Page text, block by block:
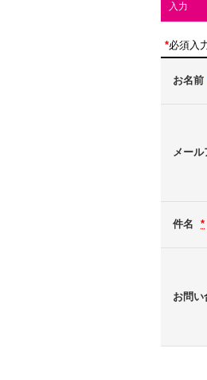
入力
*必須入
お名前
メール
件名 *
お問い